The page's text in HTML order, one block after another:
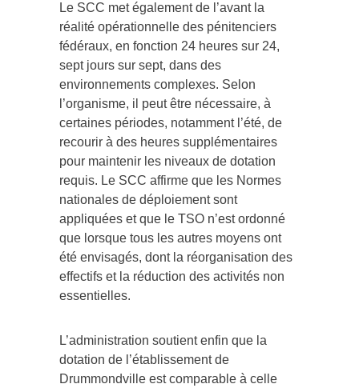
Le SCC met également de l’avant la
réalité opérationnelle des pénitenciers
fédéraux, en fonction 24 heures sur 24,
sept jours sur sept, dans des
environnements complexes. Selon
l’organisme, il peut être nécessaire, à
certaines périodes, notamment l’été, de
recourir à des heures supplémentaires
pour maintenir les niveaux de dotation
requis. Le SCC affirme que les Normes
nationales de déploiement sont
appliquées et que le TSO n’est ordonné
que lorsque tous les autres moyens ont
été envisagés, dont la réorganisation des
effectifs et la réduction des activités non
essentielles.
L’administration soutient enfin que la
dotation de l’établissement de
Drummondville est comparable à celle